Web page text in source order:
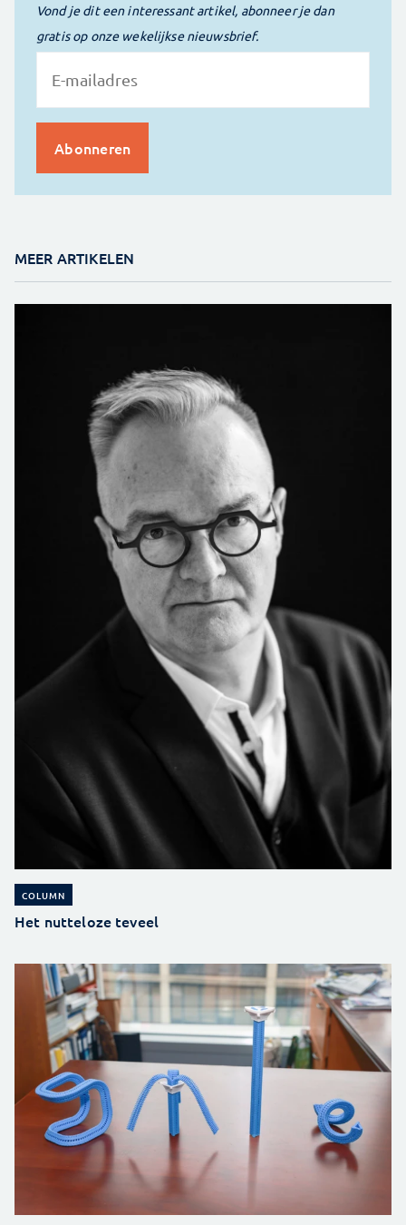
Vond je dit een interessant artikel, abonneer je dan
gratis op onze wekelijkse nieuwsbrief.
MEER ARTIKELEN
COLUMN
Het nutteloze teveel